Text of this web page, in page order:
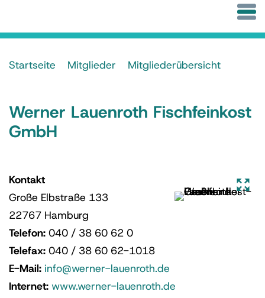
Startseite Mitglieder Mitgliederübersicht
Werner Lauenroth Fischfeinkost
GmbH
Kontakt
Große Elbstraße 133
22767 Hamburg
Telefon: 040 / 38 60 62 0
Telefax: 040 / 38 60 62-1018
E-Mail: info@werner-lauenroth.de
Internet: www.werner-lauenroth.de